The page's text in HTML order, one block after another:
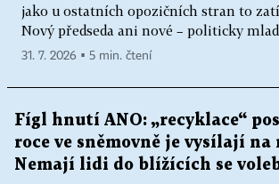
jako u ostatních opozičních stran to
Nový předseda ani nové – politicky
31. 7. 2026 ▪ 5 min. čtení
Fígl hnutí ANO: „recyklace“
roce ve sněmovně je vysílají na
Nemají lidi do blížících se